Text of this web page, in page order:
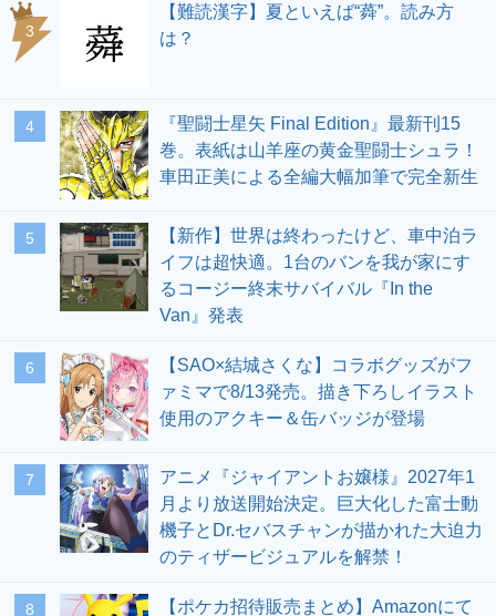
3
【難読漢字】夏といえば“蕣”。読み方
は？
4
『聖闘士星矢 Final Edition』最新刊15
巻。表紙は山羊座の黄金聖闘士シュラ！
車田正美による全編大幅加筆で完全新生
5
【新作】世界は終わったけど、車中泊ラ
イフは超快適。1台のバンを我が家にす
るコージー終末サバイバル『In the
Van』発表
6
【SAO×結城さくな】コラボグッズがフ
ァミマで8/13発売。描き下ろしイラスト
使用のアクキー＆缶バッジが登場
7
アニメ『ジャイアントお嬢様』2027年1
月より放送開始決定。巨大化した富士動
機子とDr.セバスチャンが描かれた大迫力
のティザービジュアルを解禁！
8 【ポケカ招待販売まとめ】Amazonにて